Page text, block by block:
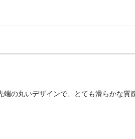
の丸いデザインで、とても滑らかな質